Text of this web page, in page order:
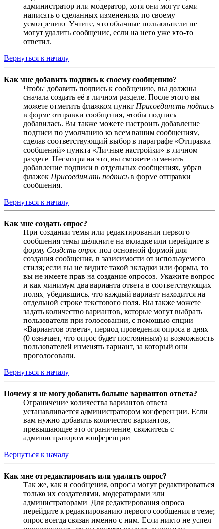
администратор или модератор, хотя они могут сами
написать о сделанных изменениях по своему
усмотрению. Учтите, что обычные пользователи не
могут удалить сообщение, если на него уже кто-то
ответил.
Вернуться к началу
Как мне добавить подпись к своему сообщению?
Чтобы добавить подпись к сообщению, вы должны
сначала создать её в личном разделе. После этого вы
можете отметить флажком пункт Присоединить подпись
в форме отправки сообщения, чтобы подпись
добавилась. Вы также можете настроить добавление
подписи по умолчанию ко всем вашим сообщениям,
сделав соответствующий выбор в параграфе «Отправка
сообщений» пункта «Личные настройки» в личном
разделе. Несмотря на это, вы сможете отменить
добавление подписи в отдельных сообщениях, убрав
флажок Присоединить подпись в форме отправки
сообщения.
Вернуться к началу
Как мне создать опрос?
При создании темы или редактировании первого
сообщения темы щёлкните на вкладке или перейдите в
форму Создать опрос под основной формой для
создания сообщения, в зависимости от используемого
стиля; если вы не видите такой вкладки или формы, то
вы не имеете прав на создание опросов. Укажите вопрос
и как минимум два варианта ответа в соответствующих
полях, убедившись, что каждый вариант находится на
отдельной строке текстового поля. Вы также можете
задать количество вариантов, которые могут выбрать
пользователи при голосовании, с помощью опции
«Вариантов ответа», период проведения опроса в днях
(0 означает, что опрос будет постоянным) и возможность
пользователей изменять вариант, за который они
проголосовали.
Вернуться к началу
Почему я не могу добавить больше вариантов ответа?
Ограничение количества вариантов ответа
устанавливается администратором конференции. Если
вам нужно добавить количество вариантов,
превышающее это ограничение, свяжитесь с
администратором конференции.
Вернуться к началу
Как мне отредактировать или удалить опрос?
Так же, как и сообщения, опросы могут редактироваться
только их создателями, модераторами или
администраторами. Для редактирования опроса
перейдите к редактированию первого сообщения в теме;
опрос всегда связан именно с ним. Если никто не успел